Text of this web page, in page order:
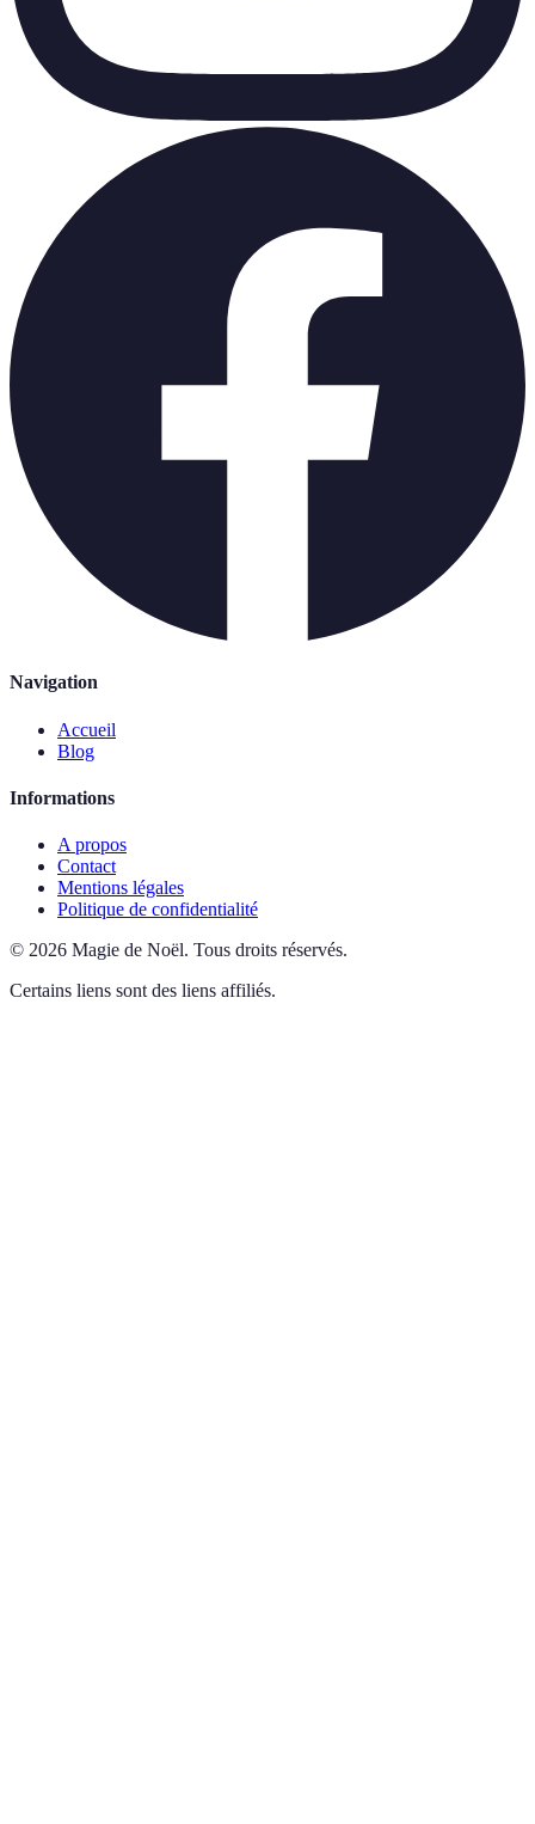
Navigation
Accueil
Blog
Informations
A propos
Contact
Mentions légales
Politique de confidentialité
© 2026 Magie de Noël. Tous droits réservés.
Certains liens sont des liens affiliés.